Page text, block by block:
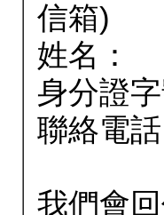
信箱)
姓名：
身分證字
聯絡電話
我們會